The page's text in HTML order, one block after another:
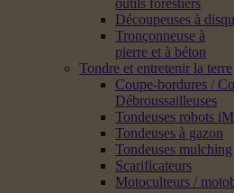
outils forestiers
Découpeuses à
Tronçonneuse à
pierre et à béton
Tondre et entretenir la terre
Coupe-bordures /
Débroussailleuses
Tondeuses robots
Tondeuses à gazon
Tondeuses mulching
Scarificateurs
Motoculteurs /